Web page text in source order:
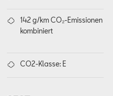
142 g/km CO₂-Emissionen
kombiniert
CO2-Klasse: E